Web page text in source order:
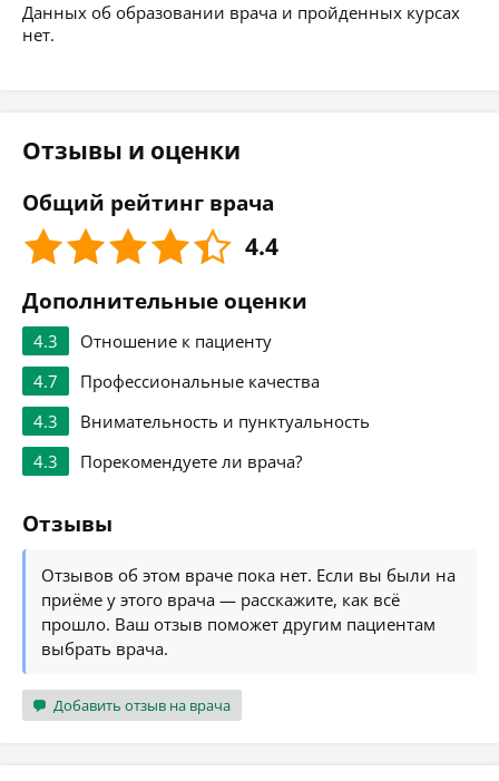
Данных об образовании врача и пройденных курсах
нет.
Отзывы и оценки
Общий рейтинг врача
4.4
Дополнительные оценки
4.3
Отношение к пациенту
4.7
Профессиональные качества
4.3
Внимательность и пунктуальность
4.3
Порекомендуете ли врача?
Отзывы
Отзывов об этом враче пока нет. Если вы были на
приёме у этого врача — расскажите, как всё
прошло. Ваш отзыв поможет другим пациентам
выбрать врача.
Добавить отзыв на врача